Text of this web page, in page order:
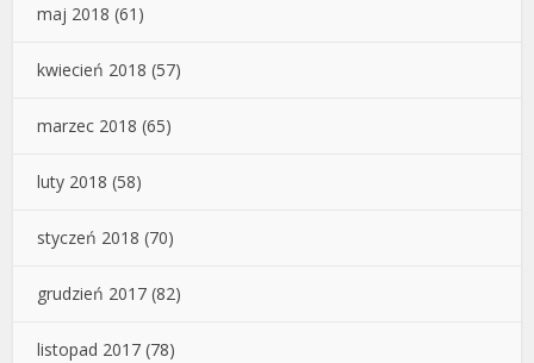
maj 2018 (61)
kwiecień 2018 (57)
marzec 2018 (65)
luty 2018 (58)
styczeń 2018 (70)
grudzień 2017 (82)
listopad 2017 (78)